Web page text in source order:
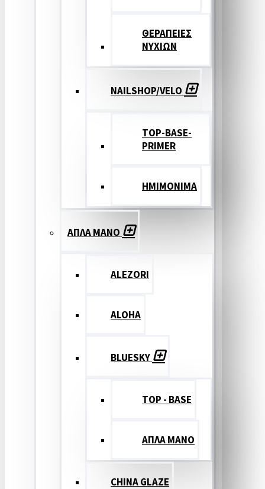
ΘΕΡΑΠΕΙΕΣ
ΝΥΧΙΩΝ
NAILSHOP/VELO
TOP-BASE-
PRIMER
ΗΜΙΜΟΝΙΜΑ
ΑΠΛΑ ΜΑΝΟ
ALEZORI
ALOHA
BLUESKY
TOP - BASE
ΑΠΛΑ ΜΑΝΟ
CHINA GLAZE